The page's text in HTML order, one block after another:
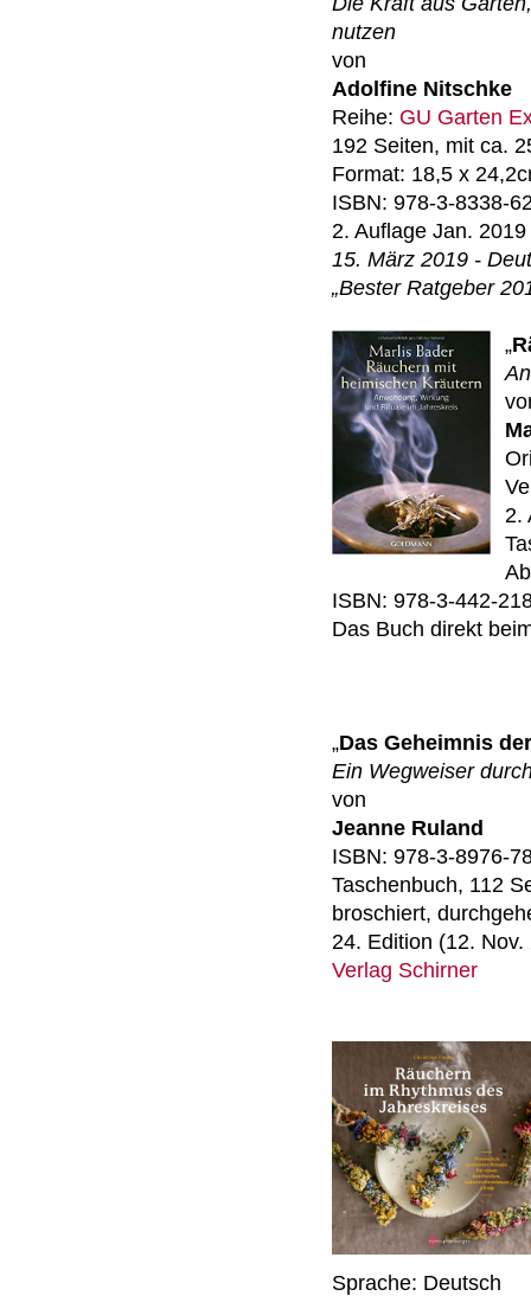
nutzen
von
Adolfine Nitschke
Reihe: GU Garten
192 Seiten, mit ca.
Format: 18,5 x
ISBN: 978-3-8338-
2. Auflage Jan. 2019
15. März 2019 -
„Bester Ratgeber
„
2.
ISBN: 978-3-442-
Das Buch direkt
„Das Geheimnis
Ein Wegweiser
von
Jeanne Ruland
ISBN: 978-3-8976-
Taschenbuch, 112
broschiert,
24. Edition (12. Nov.
Verlag Schirner
Sprache: Deutsch